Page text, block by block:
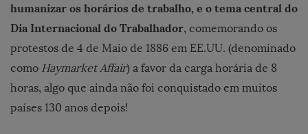
humanizar os horários de trabalho, e o tema central do
Dia Internacional do Trabalhador, comemorando os
protestos de 4 de Maio de 1886 em EE.UU. (denominado
como Haymarket Affair) a favor da carga horária de 8
horas, algo que ainda não foi conquistado em muitos
países 130 anos depois!